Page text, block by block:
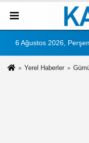
6 Ağustos 2026,
Yerel Haberler